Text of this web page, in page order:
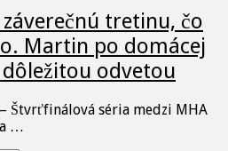
tretinu, čo
Martin po domácej
odvetou
Štvrťfinálová séria medzi MHA
…